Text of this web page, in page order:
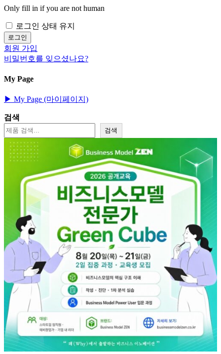
Only fill in if you are not human
로그인 상태 유지
회원 가입
비밀번호를 잊으셨나요?
My Page
▶︎ My Page (마이페이지)
검색
검색